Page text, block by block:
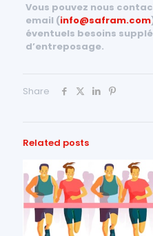
Vous pouvez nous
email (info@safram.com
éventuels besoins
d’entreposage.
Share
Related posts